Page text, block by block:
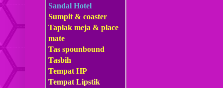
Sandal Hotel
Sumpit & coaster
Taplak meja & place
mate
Tas spounbound
Tasbih
Tempat HP
Tempat Lipstik